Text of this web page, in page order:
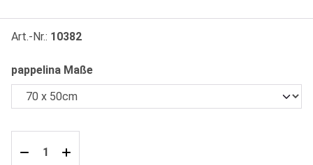
Art.-Nr.: 10382
pappelina Maßeauswählen